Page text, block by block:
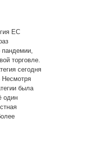
ЕС
торговле.
сегодня
Несмотря
была
один